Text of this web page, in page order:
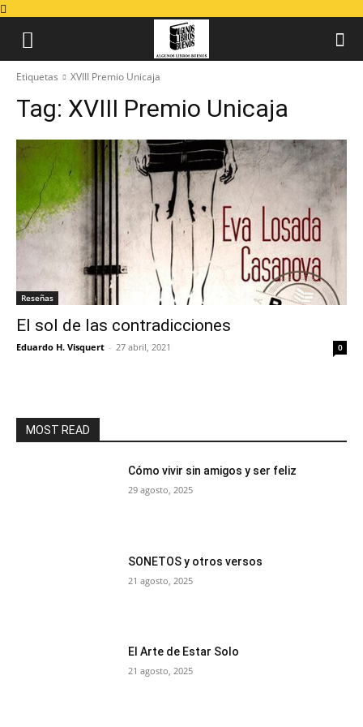
Etiquetas XVIII Premio Unicaja
Tag: XVIII Premio Unicaja
Reseñas
El sol de las contradicciones
Eduardo H. Visquert - 27 abril, 2021 0
MOST READ
Cómo vivir sin amigos y ser feliz
29 agosto, 2025
SONETOS y otros versos
21 agosto, 2025
El Arte de Estar Solo
21 agosto, 2025